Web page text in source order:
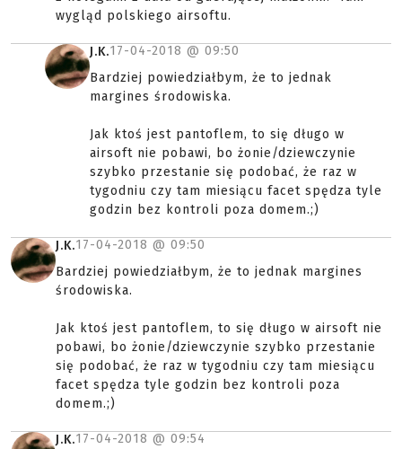
wygląd polskiego airsoftu.
J.K.17-04-2018 @ 09:50
Bardziej powiedziałbym, że to jednak
margines środowiska.
Jak ktoś jest pantoflem, to się długo w
airsoft nie pobawi, bo żonie/dziewczynie
szybko przestanie się podobać, że raz w
tygodniu czy tam miesiącu facet spędza tyle
godzin bez kontroli poza domem.;)
J.K.17-04-2018 @ 09:50
Bardziej powiedziałbym, że to jednak margines
środowiska.
Jak ktoś jest pantoflem, to się długo w airsoft nie
pobawi, bo żonie/dziewczynie szybko przestanie
się podobać, że raz w tygodniu czy tam miesiącu
facet spędza tyle godzin bez kontroli poza
domem.;)
J.K.17-04-2018 @ 09:54